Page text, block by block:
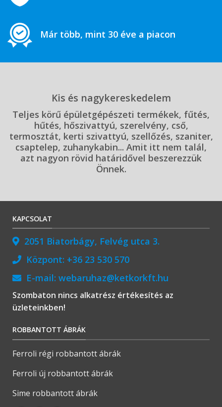
Már több, mint 30 éve a piacon
Kis és nagykereskedelem
Teljes körű épületgépészeti termékek, fűtés,
hűtés, hőszivattyú, szerelvény, cső,
termosztát, kerti szivattyú, szellőzés, szaniter,
csaptelep, zuhanykabin... Amit itt nem talál,
azt nagyon rövid határidővel beszerezzük
Önnek.
KAPCSOLAT
2051 Biatorbágy, Felvég utca 3.
Központ: +36 23 530 570
E-mail: webaruhaz@ketkorkft.hu
Szombaton nincs alkatrész értékesítés az
üzleteinkben!
ROBBANTOTT ÁBRÁK
Ferroli régi robbantott ábrák
Ferroli új robbantott ábrák
Sime robbantott ábrák